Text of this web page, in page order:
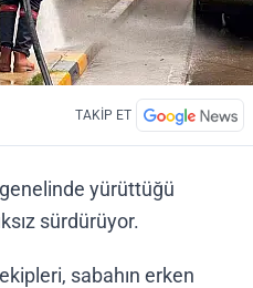
TAKİP ET
yürüttüğü
sürdürüyor.
sabahın erken